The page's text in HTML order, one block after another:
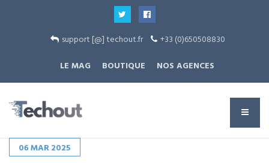
support [@] techout.fr
+33 (0)650508830
LE MAG
BOUTIQUE NOS AGENCES
06MAR2025